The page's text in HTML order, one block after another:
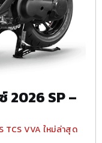
2026 SP –
VVA ใหม่ล่าสุด